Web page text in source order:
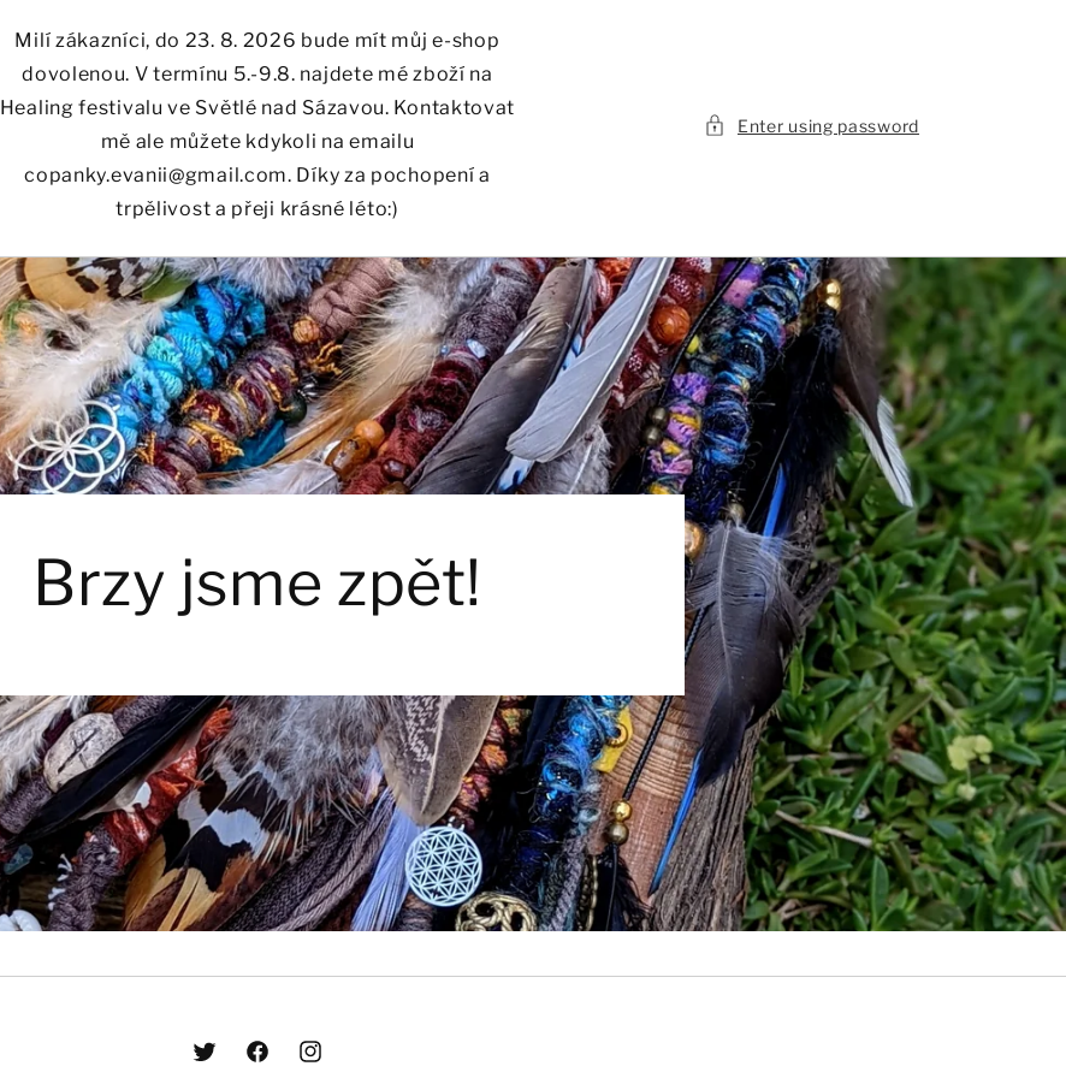
Milí zákazníci, do 23. 8. 2026 bude mít můj e-shop
dovolenou. V termínu 5.-9.8. najdete mé zboží na
Healing festivalu ve Světlé nad Sázavou. Kontaktovat
mě ale můžete kdykoli na emailu
copanky.evanii@gmail.com. Díky za pochopení a
trpělivost a přeji krásné léto:)
Enter using password
Brzy jsme zpět!
TwitterFacebookInstagram